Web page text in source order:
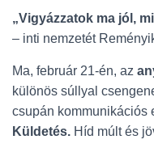
„Vigyázzatok ma jól,
– inti nemzetét
Ma, február 21-én, az
különös súllyal
csupán kommunikációs
Küldetés. Híd múlt és